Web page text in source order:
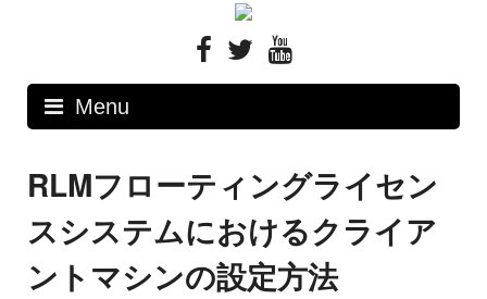
Menu
RLMフローティングライセン
スシステムにおけるクライア
ントマシンの設定方法